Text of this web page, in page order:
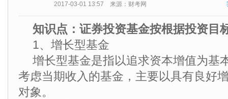
2017-03-01 13:57 来源：财考网
知识点：证券投资基金按根据投资目
1、增长型基金
增长型基金是指以追求资本增值为基
考虑当期收入的基金，主要以具有良好
对象。